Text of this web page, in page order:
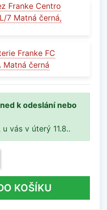
Franke Centro
7 Matná černá,
Franke FC
Matná černá
k odeslání nebo
vás v úterý 11.8..
KOŠÍKU